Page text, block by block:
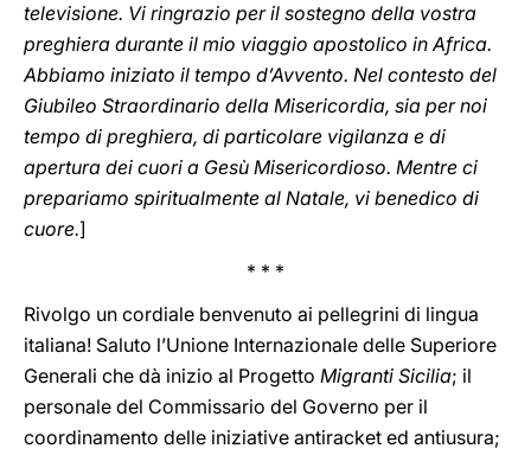
televisione. Vi ringrazio per il sostegno della vostra
preghiera durante il mio viaggio apostolico in Africa.
Abbiamo iniziato il tempo d’Avvento. Nel contesto del
Giubileo Straordinario della Misericordia, sia per noi
tempo di preghiera, di particolare vigilanza e di
apertura dei cuori a Gesù Misericordioso. Mentre ci
prepariamo spiritualmente al Natale, vi benedico di
cuore.]
* * *
Rivolgo un cordiale benvenuto ai pellegrini di lingua
italiana! Saluto l’Unione Internazionale delle Superiore
Generali che dà inizio al Progetto Migranti Sicilia; il
personale del Commissario del Governo per il
coordinamento delle iniziative antiracket ed antiusura;